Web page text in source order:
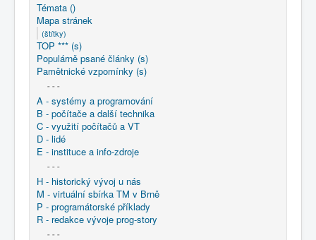
Témata ()
Mapa stránek
(štítky)
TOP *** (s)
Populárně psané články (s)
Pamětnické vzpomínky (s)
- - -
A - systémy a programování
B - počítače a další technika
C - využití počítačů a VT
D - lidé
E - instituce a info-zdroje
- - -
H - historický vývoj u nás
M - virtuální sbírka TM v Brně
P - programátorské příklady
R - redakce vývoje prog-story
- - -